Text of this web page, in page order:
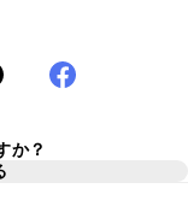
か？